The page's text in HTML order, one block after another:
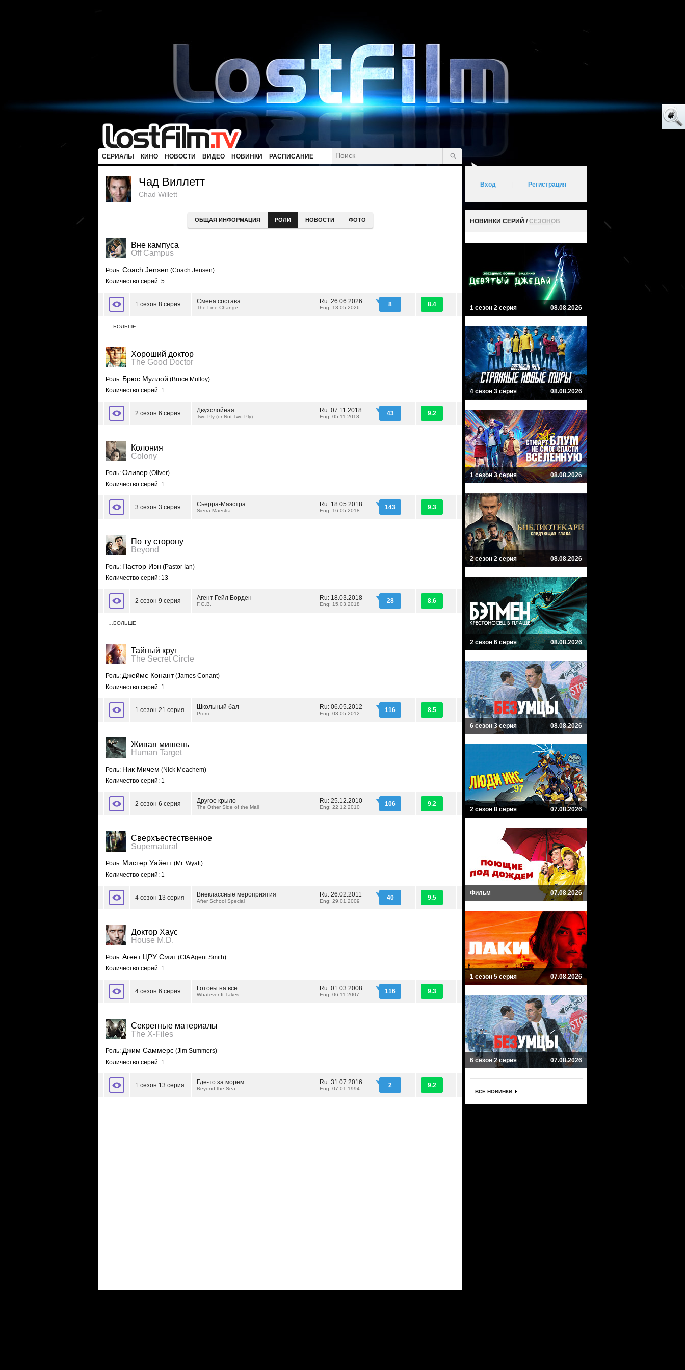
СЕРИАЛЫ КИНО НОВОСТИ ВИДЕО НОВИНКИ РАСПИСАНИЕ
Чад Виллетт
Chad Willett
ОБЩАЯ ИНФОРМАЦИЯ РОЛИ НОВОСТИ ФОТО
Вне кампуса
Off Campus
Роль: Coach Jensen (Coach Jensen)
Количество серий: 5
1 сезон 8 серия Смена состава
The Line Change
Ru: 26.06.2026
Eng: 13.05.2026 8 8.4
…БОЛЬШЕ
Хороший доктор
The Good Doctor
Роль: Брюс Муллой (Bruce Mulloy)
Количество серий: 1
2 сезон 6 серия Двухслойная
Two-Ply (or Not Two-Ply)
Ru: 07.11.2018
Eng: 05.11.2018 43 9.2
Колония
Colony
Роль: Оливер (Oliver)
Количество серий: 1
3 сезон 3 серия Сьерра-Маэстра
Sierra Maestra
Ru: 18.05.2018
Eng: 16.05.2018 143 9.3
По ту сторону
Beyond
Роль: Пастор Иэн (Pastor Ian)
Количество серий: 13
2 сезон 9 серия Агент Гейл Борден
F.G.B.
Ru: 18.03.2018
Eng: 15.03.2018 28 8.6
…БОЛЬШЕ
Тайный круг
The Secret Circle
Роль: Джеймс Конант(James Conant)
Количество серий: 1
1 сезон 21 серия Школьный бал
Prom
Ru: 06.05.2012
Eng: 03.05.2012 116 8.5
Живая мишень
Human Target
Роль: Ник Мичем (Nick Meachem)
Количество серий: 1
2 сезон 6 серия Другое крыло
The Other Side of the Mall
Ru: 25.12.2010
Eng: 22.12.2010 106 9.2
Сверхъестественное
Supernatural
Роль: Мистер Уайетт(Mr. Wyatt)
Количество серий: 1
4 сезон 13 серия Внеклассные мероприятия
After School Special
Ru: 26.02.2011
Eng: 29.01.2009 40 9.5
Доктор Хаус
House M.D.
Роль: Агент ЦРУ Смит(CIA Agent Smith)
Количество серий: 1
4 сезон 6 серия Готовы на все
Whatever It Takes
Ru: 01.03.2008
Eng: 06.11.2007 116 9.3
Секретные материалы
The X-Files
Роль: Джим Саммерс (Jim Summers)
Количество серий: 1
1 сезон 13 серия Где-то за морем
Beyond the Sea
Ru: 31.07.2016
Eng: 07.01.1994 2 9.2
Вход Регистрация
НОВИНКИ СЕРИЙ /СЕЗОНОВ
1 сезон 2 серия 08.08.2026
4 сезон 3 серия 08.08.2026
1 сезон 3 серия 08.08.2026
2 сезон 2 серия 08.08.2026
2 сезон 6 серия 08.08.2026
6 сезон 3 серия 08.08.2026
2 сезон 8 серия 07.08.2026
Фильм 07.08.2026
1 сезон 5 серия 07.08.2026
6 сезон 2 серия 07.08.2026
ВСЕ НОВИНКИ